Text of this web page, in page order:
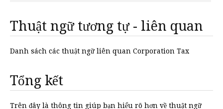
Thuật ngữ tương tự - liên quan
Danh sách các thuật ngữ liên quan Corporation Tax
Tổng kết
Trên đây là thông tin giúp bạn hiểu rõ hơn về thuật ngữ